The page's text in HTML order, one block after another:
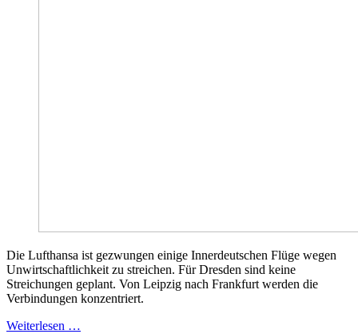
Die Lufthansa ist gezwungen einige Innerdeutschen Flüge wegen
Unwirtschaftlichkeit zu streichen. Für Dresden sind keine
Streichungen geplant. Von Leipzig nach Frankfurt werden die
Verbindungen konzentriert.
Weiterlesen …